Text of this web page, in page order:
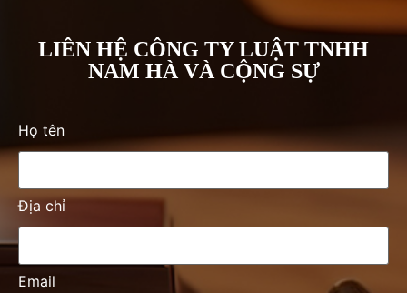
LIÊN HỆ CÔNG TY LUẬT TNHH
NAM HÀ VÀ CỘNG SỰ
Họ tên
Địa chỉ
Email